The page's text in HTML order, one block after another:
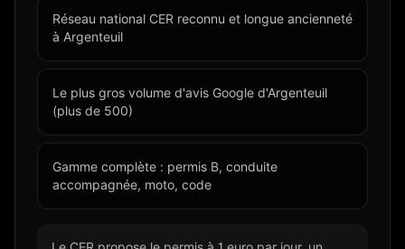
Réseau national CER reconnu et longue ancienneté
à Argenteuil
Le plus gros volume d'avis Google d'Argenteuil
(plus de 500)
Gamme complète : permis B, conduite
accompagnée, moto, code